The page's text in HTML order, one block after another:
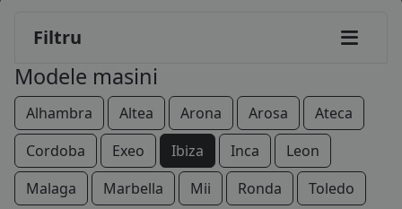
B2B - COLABORARE COMPANII
CONT
CONTACT
COS (0 PRODUSE)
Filtru
Modele masini
Alhambra Altea Arona Arosa
Ateca
Cordoba
Exeo Ibiza Inca
Leon
Malaga
Marbella Mii Ronda Toledo
165/70R14
175/70R14
185/60R14
185/70R14
115/70R15